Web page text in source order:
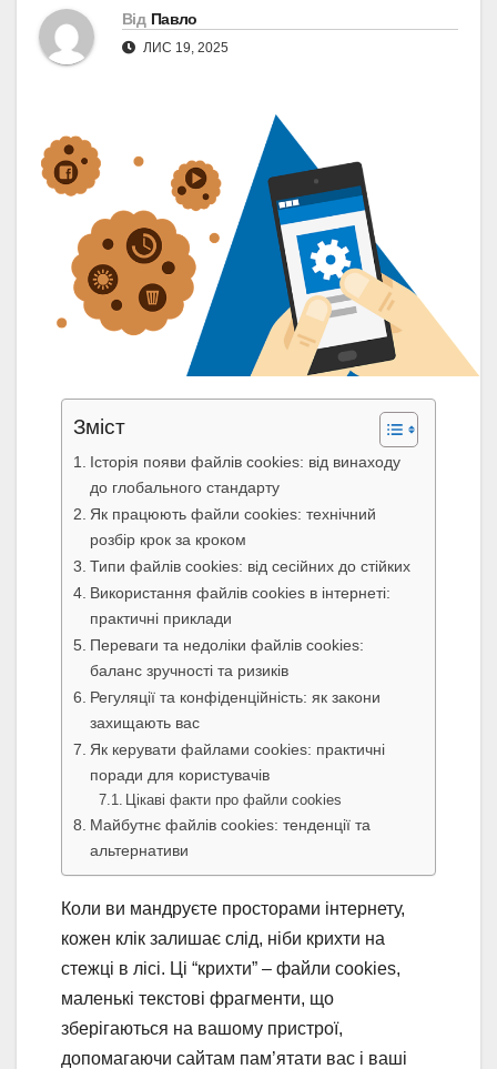
Від Павло
ЛИС 19, 2025
Зміст
Історія появи файлів cookies: від винаходу
до глобального стандарту
Як працюють файли cookies: технічний
розбір крок за кроком
Типи файлів cookies: від сесійних до стійких
Використання файлів cookies в інтернеті:
практичні приклади
Переваги та недоліки файлів cookies:
баланс зручності та ризиків
Регуляції та конфіденційність: як закони
захищають вас
Як керувати файлами cookies: практичні
поради для користувачів
Цікаві факти про файли cookies
Майбутнє файлів cookies: тенденції та
альтернативи
Коли ви мандруєте просторами інтернету,
кожен клік залишає слід, ніби крихти на
стежці в лісі. Ці “крихти” – файли cookies,
маленькі текстові фрагменти, що
зберігаються на вашому пристрої,
допомагаючи сайтам пам’ятати вас і ваші